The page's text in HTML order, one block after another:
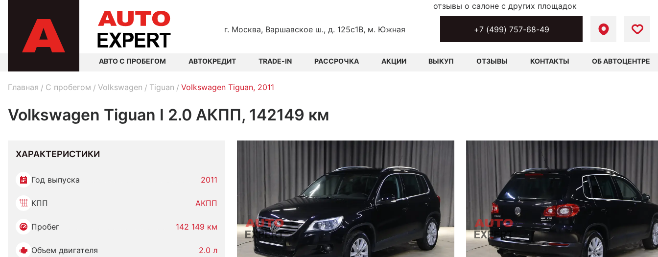
г. Москва, Варшавское ш., д. 125с1В, м. Южная +7 (499) 757-68-49
АВТО С ПРОБЕГОМ АВТОКРЕДИТ TRADE-IN РАССРОЧКА АКЦИИ ВЫКУП ОТЗЫВЫ КОНТАКТЫ ОБ АВТОЦЕНТРЕ
отзывы о салоне с других площадок
Главная C пробегом Volkswagen Tiguan Volkswagen Tiguan, 2011
Volkswagen Tiguan I 2.0 АКПП, 142149 км
ХАРАКТЕРИСТИКИ
Год выпуска 2011
КПП АКПП
Пробег 142 149 км
Объем двигателя 2.0 л